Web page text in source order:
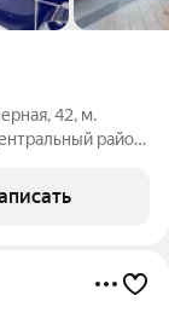
42, м.
сад, набережная